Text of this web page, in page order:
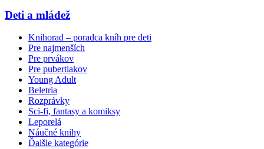
Deti a mládež
Knihorad – poradca kníh pre deti
Pre najmenších
Pre prvákov
Pre pubertiakov
Young Adult
Beletria
Rozprávky
Sci-fi, fantasy a komiksy
Leporelá
Náučné knihy
Ďalšie kategórie